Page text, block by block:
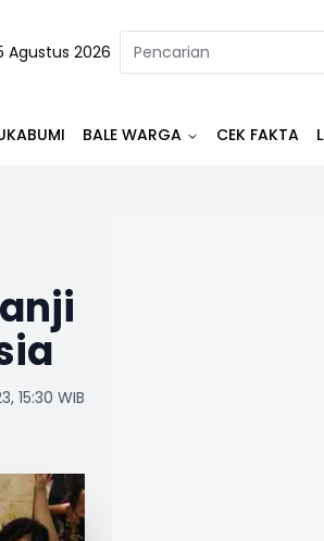
Agustus 2026
BALE WARGA CEK FAKTA
15:30 WIB